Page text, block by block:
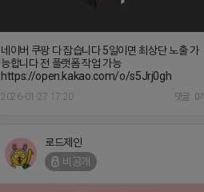
네이버 쿠팡 다 잡습니다 5일이면 최상단 노출 가
능합니다 전 플랫폼 작업 가능
https://open.kakao.com/o/s5Jrj0gh
2026-01-27 17:20 댓글: 0개
로드제인
비공개